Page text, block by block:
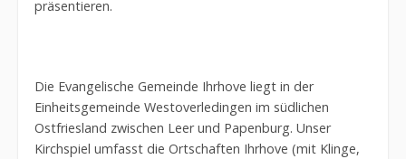
präsentieren.
Die Evangelische Gemeinde Ihrhove liegt in der
Einheitsgemeinde Westoverledingen im südlichen
Ostfriesland zwischen Leer und Papenburg. Unser
Kirchspiel umfasst die Ortschaften Ihrhove (mit Klinge,